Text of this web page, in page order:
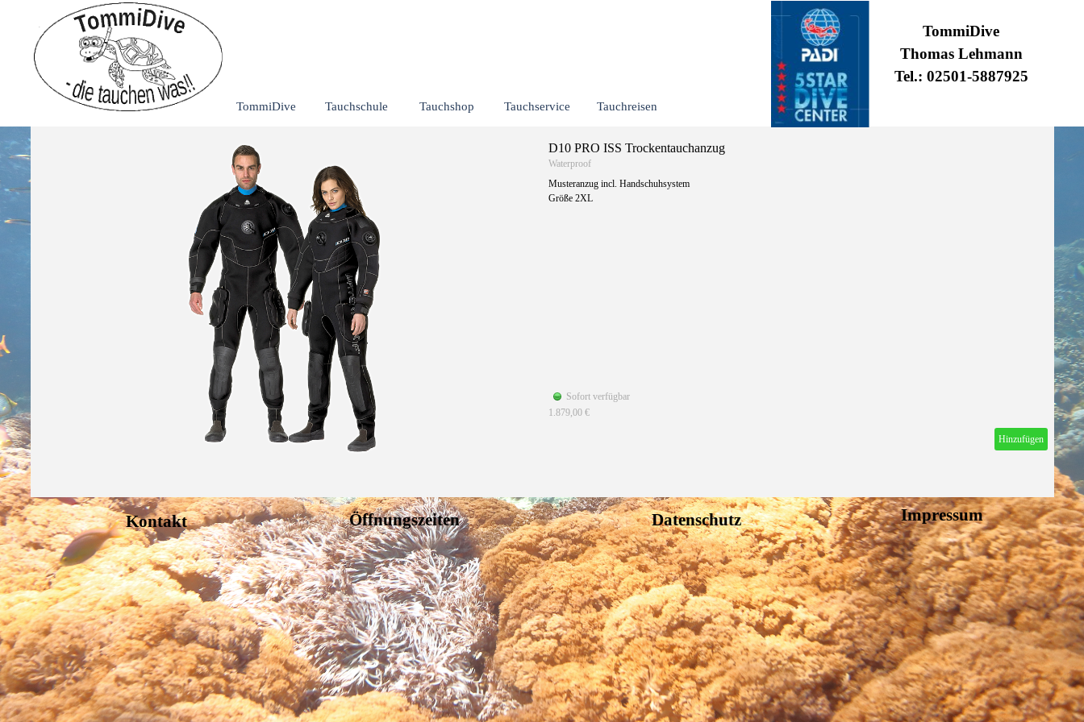
Direkt zum Seiteninhalt
Menü überspringen
TommiDive Tauchschule ▼
Tauchshop ▼
Tauchservice ▼
Tauchreisen
TommiDive
Thomas Lehmann
Tel.: 02501-5887925
D10 PRO ISS Trockentauchanzug
Waterproof
Musteranzug incl. Handschuhsystem
Größe 2XL
Sofort verfügbar
1.879,00 €
Hinzufügen
Kontakt Öffnungszeiten Datenschutz Impressum
Zurück zum Seiteninhalt